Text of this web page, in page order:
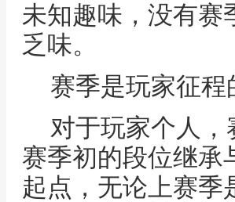
未知趣味，没有赛
乏味。
赛季是玩家征程
对于玩家个人
赛季初的段位继承
起点，无论上赛季